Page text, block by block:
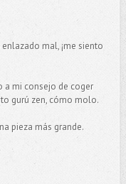
mal, ¡me siento
a mi consejo de coger
gurú zen, cómo molo.
pieza más grande.